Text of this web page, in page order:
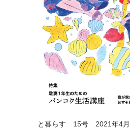
と暮らす 15号 2021年4月